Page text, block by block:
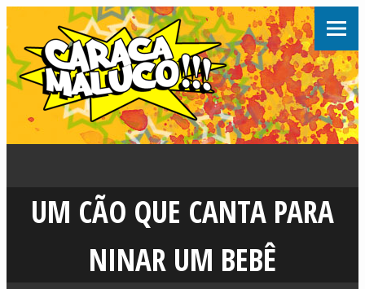
UM CÃO QUE CANTA PARA
NINAR UM BEBÊ